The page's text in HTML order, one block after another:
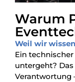
Warum
Weil wir
Ein technischer
untergeht?
Verantwortung